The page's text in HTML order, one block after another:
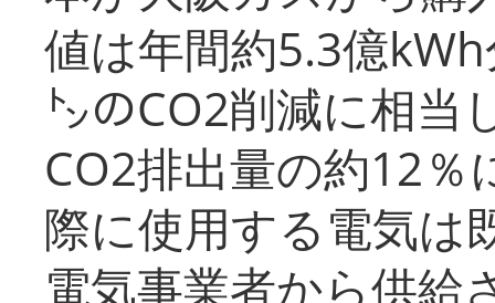
値は年間約5.3億
㌧のCO2削減に相当
CO2排出量の約12％
際に使用する電気は
電気事業者から供給